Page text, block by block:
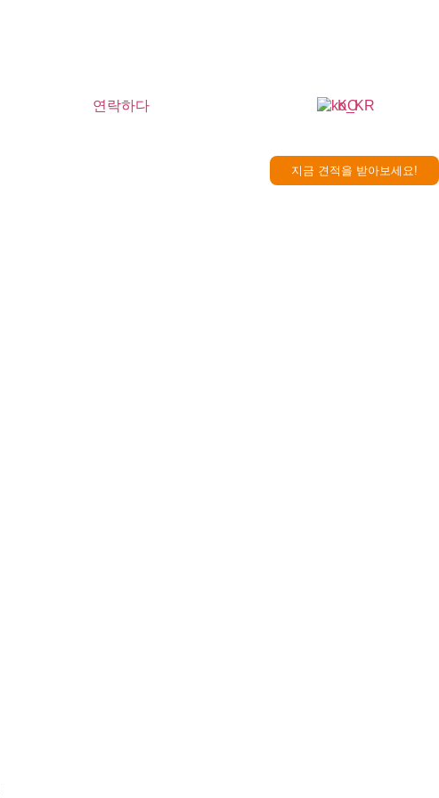
연락하다 KO
지금 견적을 받아보세요!